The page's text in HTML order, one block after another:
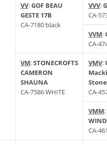
VV:GOF BEAU
GESTE 17B
CA-7180 black
VVV:
CA-
VVM:
CA-
VM:STONECROFTS
CAMERON
SHAUNA
CA-7586 WHITE
VMV:
CA-
VMM:
CA-